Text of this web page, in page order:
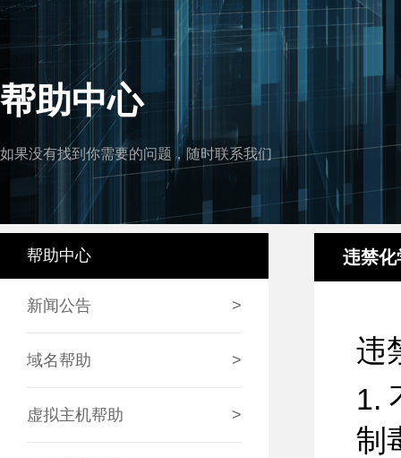
帮助中心
如果没有找到你需要的问题，随时联系我们
帮助中心
>
新闻公告
>
域名帮助
>
虚拟主机帮助
违禁化
违
1.
制